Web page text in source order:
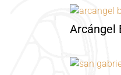
Arcángel